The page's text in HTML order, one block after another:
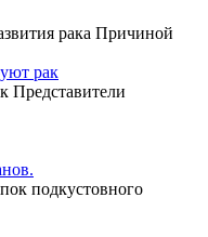
рака Причиной
рак
Представители
подкустовного